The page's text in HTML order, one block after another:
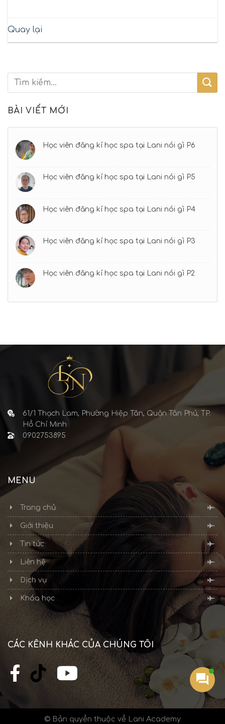
BÀI VIẾT MỚI
Học viên đăng kí học spa tại Lani nói gì P6
Học viên đăng kí học spa tại Lani nói gì P5
Học viên đăng kí học spa tại Lani nói gì P4
Học viên đăng kí học spa tại Lani nói gì P3
Học viên đăng kí học spa tại Lani nói gì P2
Quay lại
61/1 Thạch Lam, Phường Hiệp Tân, Quận Tân Phú, TP.
Hồ Chí Minh
0902753895
MENU
Trang chủ
Giới thiệu
Tin tức
Liên hệ
Dịch vụ
Khóa học
CÁC KÊNH KHÁC CỦA CHÚNG TÔI
© Bản quyền thuộc về Lani Academy